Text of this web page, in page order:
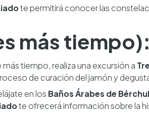
te permitirá conocer las
más tiempo):
más tiempo, realiza una excursión a
de curación del jamón y
en los Baños Árabes de
te ofrecerá información sobre la